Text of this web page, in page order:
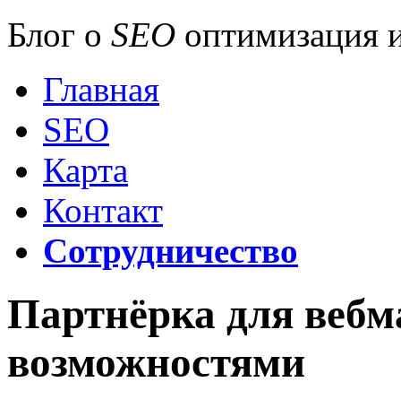
Блог о SEO оптимизация
Главная
SEO
Карта
Контакт
Сотрудничество
Партнёрка для
возможностями